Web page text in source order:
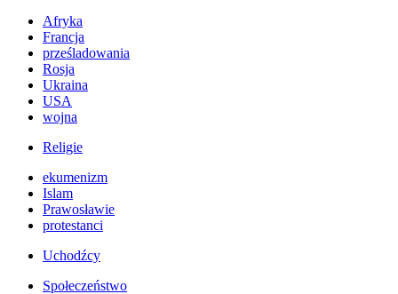
Afryka
Francja
prześladowania
Rosja
Ukraina
USA
wojna
Religie
ekumenizm
Islam
Prawosławie
protestanci
Uchodźcy
Społeczeństwo